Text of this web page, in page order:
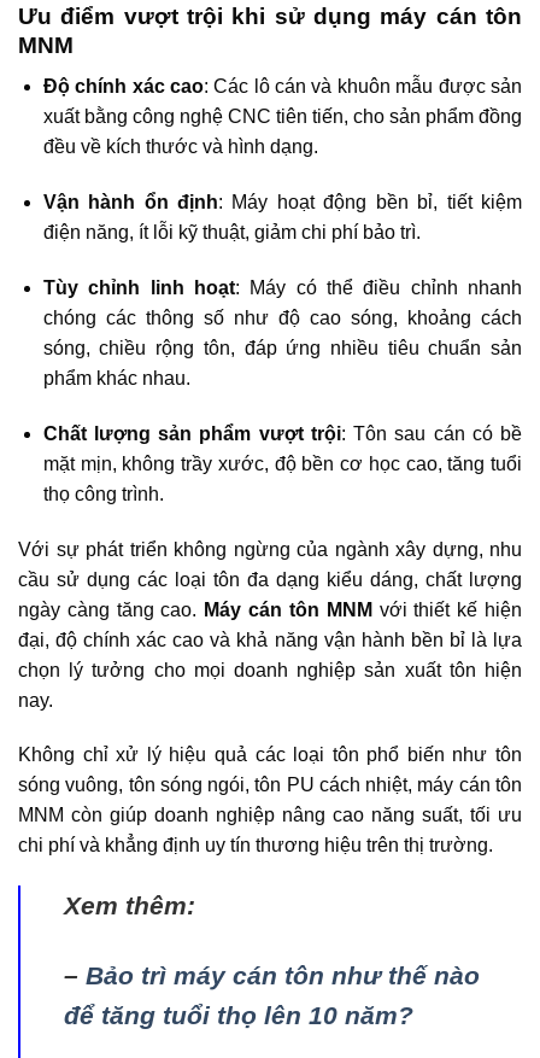
Ưu điểm vượt trội khi sử dụng máy cán tôn
MNM
Độ chính xác cao: Các lô cán và khuôn mẫu được sản
xuất bằng công nghệ CNC tiên tiến, cho sản phẩm đồng
đều về kích thước và hình dạng.
Vận hành ổn định: Máy hoạt động bền bỉ, tiết kiệm
điện năng, ít lỗi kỹ thuật, giảm chi phí bảo trì.
Tùy chỉnh linh hoạt: Máy có thể điều chỉnh nhanh
chóng các thông số như độ cao sóng, khoảng cách
sóng, chiều rộng tôn, đáp ứng nhiều tiêu chuẩn sản
phẩm khác nhau.
Chất lượng sản phẩm vượt trội: Tôn sau cán có bề
mặt mịn, không trầy xước, độ bền cơ học cao, tăng tuổi
thọ công trình.
Với sự phát triển không ngừng của ngành xây dựng, nhu
cầu sử dụng các loại tôn đa dạng kiểu dáng, chất lượng
ngày càng tăng cao. Máy cán tôn MNM với thiết kế hiện
đại, độ chính xác cao và khả năng vận hành bền bỉ là lựa
chọn lý tưởng cho mọi doanh nghiệp sản xuất tôn hiện
nay.
Không chỉ xử lý hiệu quả các loại tôn phổ biến như tôn
sóng vuông, tôn sóng ngói, tôn PU cách nhiệt, máy cán tôn
MNM còn giúp doanh nghiệp nâng cao năng suất, tối ưu
chi phí và khẳng định uy tín thương hiệu trên thị trường.
Xem thêm:
– Bảo trì máy cán tôn như thế nào
để tăng tuổi thọ lên 10 năm?